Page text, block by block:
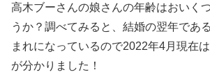
高木ブーさんの娘さんの年齢はおいく
うか？調べてみると、結婚の翌年であ
まれになっているので2022年4月現在
が分かりました！